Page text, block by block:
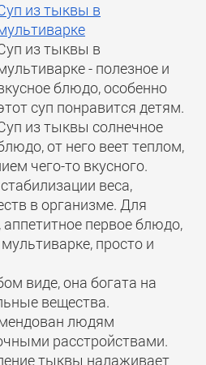
из тыквы в
из тыквы в
- полезное и
блюдо, особенно
суп понравится детям.
из тыквы солнечное
от него веет теплом,
чего-то вкусного.
веса,
в организме. Для
аппетитное первое блюдо,
просто и
виде, она богата на
вещества.
людям
расстройствами.
тыквы налаживает